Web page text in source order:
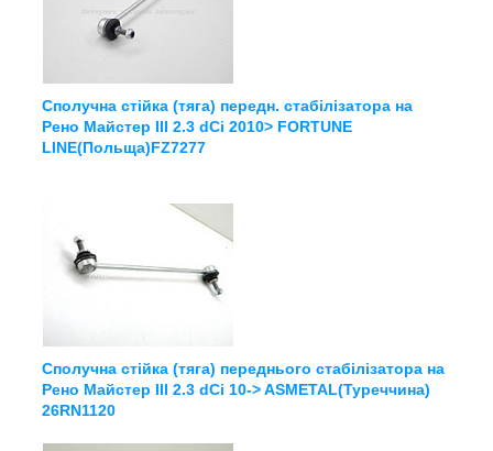
Сполучна стійка (тяга) передн. стабілізатора на
Рено Майстер III 2.3 dCi 2010> FORTUNE
LINE(Польща)FZ7277
Сполучна стійка (тяга) переднього стабілізатора на
Рено Майстер III 2.3 dCi 10-> ASMETAL(Туреччина)
26RN1120